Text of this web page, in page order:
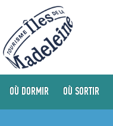
OÙ DORMIR OÙ SORTIR